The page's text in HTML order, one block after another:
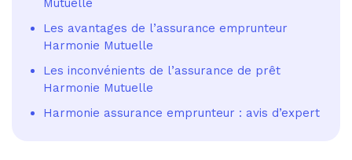
Mutuelle
Les avantages de l’assurance emprunteur
Harmonie Mutuelle
Les inconvénients de l’assurance de prêt
Harmonie Mutuelle
Harmonie assurance emprunteur : avis d’expert